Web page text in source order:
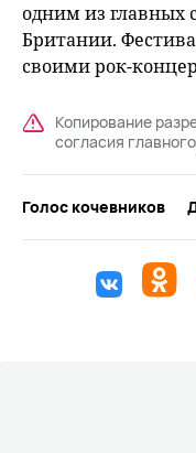
одним из главных
Британии.
своими рок-
Копирование
согласия
Голос кочевников